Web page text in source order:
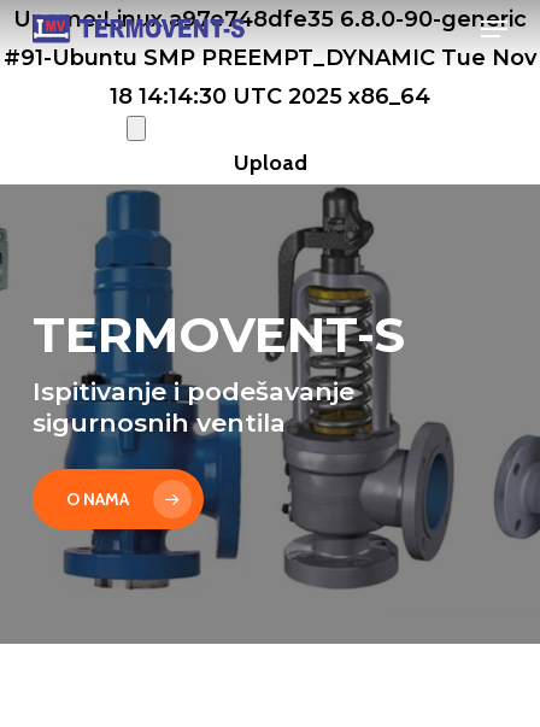
Uname:Linux a97e748dfe35 6.8.0-90-generic
#91-Ubuntu SMP PREEMPT_DYNAMIC Tue Nov
18 14:14:30 UTC 2025 x86_64
Skip
to
TERMOVENT-S
Ispitivanje i podešavanje
sigurnosnih ventila
O NAMA